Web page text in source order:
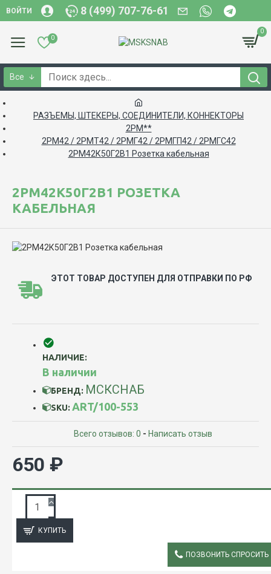
ВОЙТИ 8 (499) 707-76-61
0
0
Все
РАЗЪЕМЫ, ШТЕКЕРЫ, СОЕДИНИТЕЛИ, КОННЕКТОРЫ
2РМ**
2РМ42 / 2РМТ42 / 2РМГ42 / 2РМГП42 / 2РМГС42
2РМ42К50Г2В1 Розетка кабельная
2РМ42К50Г2В1 РОЗЕТКА
КАБЕЛЬНАЯ
ЭТОТ ТОВАР ДОСТУПЕН ДЛЯ ОТПРАВКИ ПО РФ
НАЛИЧИЕ:
В наличии
БРЕНД: МСКСНАБ
SKU: ART/100-553
Всего отзывов: 0 - Написать отзыв
650 ₽
КУПИТЬ
ПОЗВОНИТЬ СПРОСИТЬ